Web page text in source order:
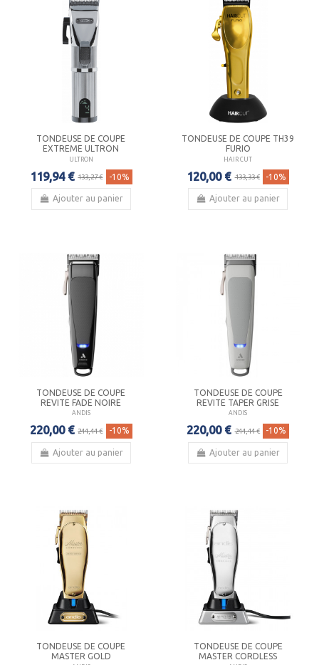
TONDEUSE DE COUPE
EXTREME ULTRON
ULTRON
119,94 € 133,27 € -10%
Ajouter au panier
TONDEUSE DE COUPE TH39
FURIO
HAIR CUT
120,00 € 133,33 € -10%
Ajouter au panier
TONDEUSE DE COUPE
REVITE FADE NOIRE
ANDIS
220,00 € 244,44 € -10%
Ajouter au panier
TONDEUSE DE COUPE
REVITE TAPER GRISE
ANDIS
220,00 € 244,44 € -10%
Ajouter au panier
TONDEUSE DE COUPE
MASTER GOLD
TONDEUSE DE COUPE
MASTER CORDLESS